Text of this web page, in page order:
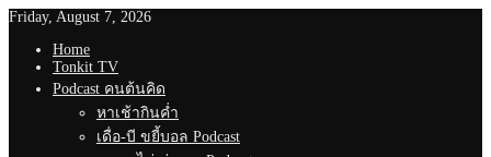
Friday, August 7, 2026
Home
Tonkit TV
Podcast คนต้นคิด
หาเช้ากินค่ำ
เดื่อ-บี ขยี้บอล Podcast